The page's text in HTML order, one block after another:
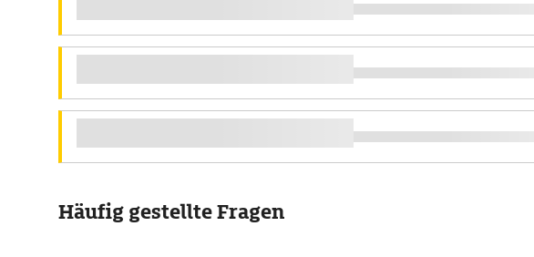
Häufig gestellte Fragen